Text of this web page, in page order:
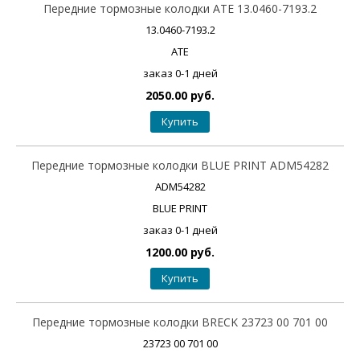
Передние тормозные колодки ATE 13.0460-7193.2
13.0460-7193.2
ATE
заказ 0-1 дней
2050.00 руб.
Купить
Передние тормозные колодки BLUE PRINT ADM54282
ADM54282
BLUE PRINT
заказ 0-1 дней
1200.00 руб.
Купить
Передние тормозные колодки BRECK 23723 00 701 00
23723 00 701 00